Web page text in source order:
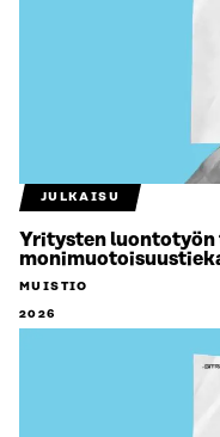
JULKAISU
Yritysten
MUISTIO
2026